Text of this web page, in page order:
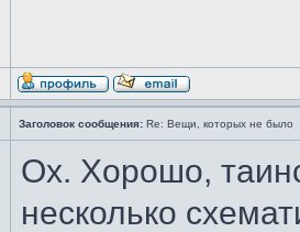
Заголовок сообщения: Re: Вещи, которых не было
Ох. Хорошо,
несколько